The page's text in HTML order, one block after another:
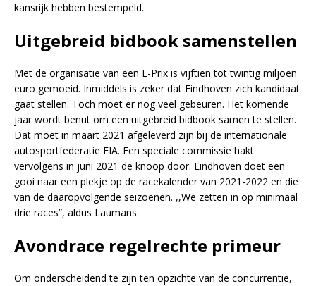
kansrijk hebben bestempeld.
Uitgebreid bidbook samenstellen
Met de organisatie van een E-Prix is vijftien tot twintig miljoen
euro gemoeid. Inmiddels is zeker dat Eindhoven zich kandidaat
gaat stellen. Toch moet er nog veel gebeuren. Het komende
jaar wordt benut om een uitgebreid bidbook samen te stellen.
Dat moet in maart 2021 afgeleverd zijn bij de internationale
autosportfederatie FIA. Een speciale commissie hakt
vervolgens in juni 2021 de knoop door. Eindhoven doet een
gooi naar een plekje op de racekalender van 2021-2022 en die
van de daaropvolgende seizoenen. ,,We zetten in op minimaal
drie races”, aldus Laumans.
Avondrace regelrechte primeur
Om onderscheidend te zijn ten opzichte van de concurrentie,